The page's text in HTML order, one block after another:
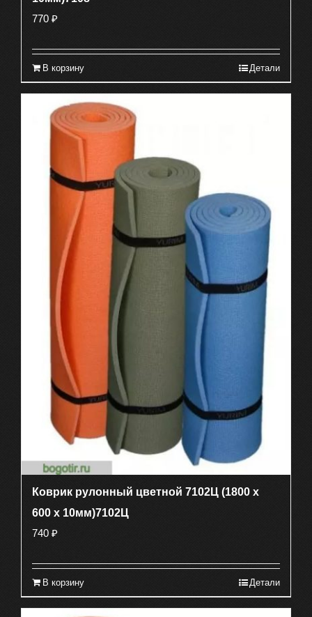
770 ₽
В корзину Детали
Коврик рулонный цветной 7102Ц (1800 х
600 х 10мм)7102Ц
740 ₽
В корзину Детали